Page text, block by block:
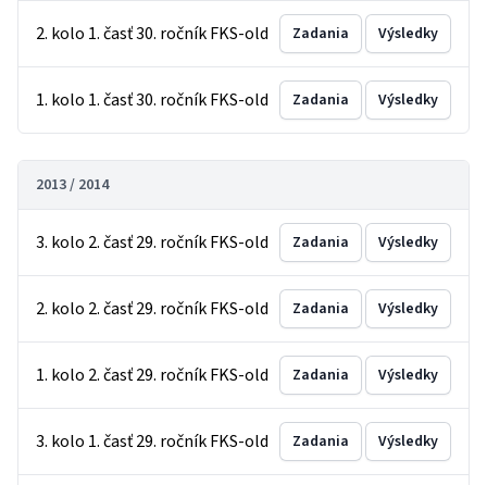
2. kolo 1. časť 30. ročník FKS-old Zadania Výsledky
1. kolo 1. časť 30. ročník FKS-old Zadania Výsledky
2013 / 2014
3. kolo 2. časť 29. ročník FKS-old Zadania Výsledky
2. kolo 2. časť 29. ročník FKS-old Zadania Výsledky
1. kolo 2. časť 29. ročník FKS-old Zadania Výsledky
3. kolo 1. časť 29. ročník FKS-old Zadania Výsledky